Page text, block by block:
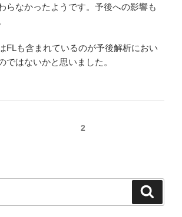
らなかったようです。予後への影響も
FLも含まれているのが予後解析におい
ではないかと思いました。
固定ページ2